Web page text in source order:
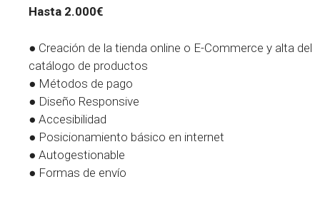
Hasta 2.000€
● Creación de la tienda online o E-Commerce y alta del
catálogo de productos
● Métodos de pago
● Diseño Responsive
● Accesibilidad
● Posicionamiento básico en internet
● Autogestionable
● Formas de envío